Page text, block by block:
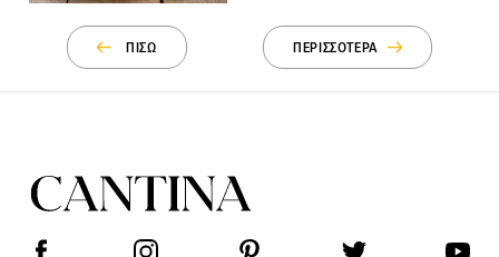
ΠΙΣΩ ΠΕΡΙΣΣΟΤΕΡΑ